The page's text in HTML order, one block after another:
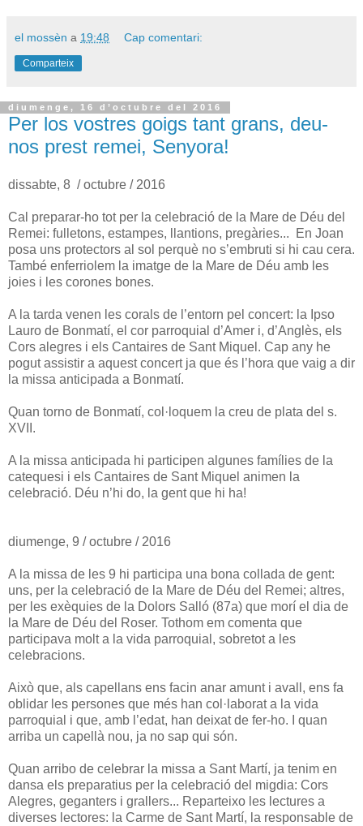
el mossèn a 19:48 Cap comentari:
Comparteix
diumenge, 16 d’octubre del 2016
Per los vostres goigs tant grans, deu-
nos prest remei, Senyora!
dissabte, 8 / octubre / 2016
Cal preparar-ho tot per la celebració de la Mare de Déu del
Remei: fulletons, estampes, llantions, pregàries... En Joan
posa uns protectors al sol perquè no s’embruti si hi cau cera.
També enferriolem la imatge de la Mare de Déu amb les
joies i les corones bones.
A la tarda venen les corals de l’entorn pel concert: la Ipso
Lauro de Bonmatí, el cor parroquial d’Amer i, d’Anglès, els
Cors alegres i els Cantaires de Sant Miquel. Cap any he
pogut assistir a aquest concert ja que és l’hora que vaig a dir
la missa anticipada a Bonmatí.
Quan torno de Bonmatí, col·loquem la creu de plata del s.
XVII.
A la missa anticipada hi participen algunes famílies de la
catequesi i els Cantaires de Sant Miquel animen la
celebració. Déu n’hi do, la gent que hi ha!
diumenge, 9 / octubre / 2016
A la missa de les 9 hi participa una bona collada de gent:
uns, per la celebració de la Mare de Déu del Remei; altres,
per les exèquies de la Dolors Salló (87a) que morí el dia de
la Mare de Déu del Roser. Tothom em comenta que
participava molt a la vida parroquial, sobretot a les
celebracions.
Això que, als capellans ens facin anar amunt i avall, ens fa
oblidar les persones que més han col·laborat a la vida
parroquial i que, amb l’edat, han deixat de fer-ho. I quan
arriba un capellà nou, ja no sap qui són.
Quan arribo de celebrar la missa a Sant Martí, ja tenim en
dansa els preparatius per la celebració del migdia: Cors
Alegres, geganters i grallers... Reparteixo les lectures a
diverses lectores: la Carme de Sant Martí, la responsable de